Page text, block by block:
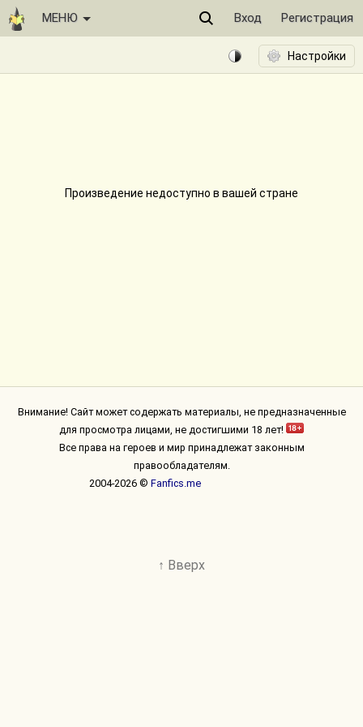
МЕНЮ Вход Регистрация
Произведение недоступно в вашей стране
Внимание! Сайт может содержать материалы, не предназначенные
для просмотра лицами, не достигшими 18 лет!
Все права на героев и мир принадлежат законным
правообладателям.
2004-2026 © Fanfics.me
↑ Вверх